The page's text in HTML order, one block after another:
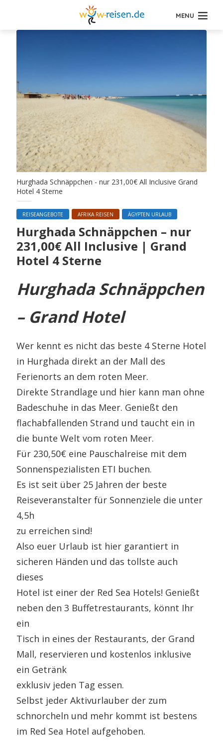
MENU
Hurghada Schnäppchen - nur 231,00€ All Inclusive Grand
Hotel 4 Sterne
REISEANGEBOTE AFRIKA REISEN ÄGYPTEN URLAUB
Hurghada Schnäppchen – nur
231,00€ All Inclusive | Grand
Hotel 4 Sterne
Hurghada Schnäppchen
– Grand Hotel
Wer kennt es nicht das beste 4 Sterne Hotel
in Hurghada direkt an der Mall des
Ferienorts an dem roten Meer.
Direkte Strandlage und hier kann man ohne
Badeschuhe in das Meer. Genießt den
flachabfallenden Strand und taucht ein in
die bunte Welt vom roten Meer.
Für 230,50€ eine Pauschalreise mit dem
Sonnenspezialisten ETI buchen.
Es ist seit über 25 Jahren der beste
Reiseveranstalter für Sonnenziele die unter
4,5h
zu erreichen sind!
Also euer Urlaub ist hier garantiert in
sicheren Händen und das tollste auch
dieses
Hotel ist einer der Red Sea Hotels! Genießt
neben den 3 Buffetrestaurants, könnt Ihr
ein
Tisch in eines der Restaurants, der Grand
Mall, reservieren und kostenlos inklusive
ein Getränk
exklusiv jeden Tag essen.
Selbst jeder Aktivurlauber der zum
schnorcheln und mehr kommt ist bestens
im Red Sea Hotel aufgehoben.